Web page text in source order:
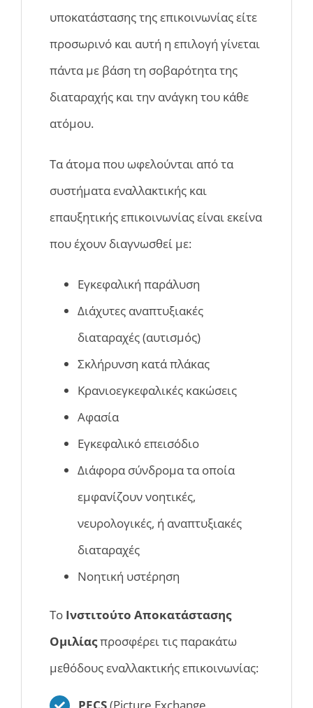
υποκατάστασης της επικοινωνίας είτε
προσωρινό και αυτή η επιλογή γίνεται
πάντα με βάση τη σοβαρότητα της
διαταραχής και την ανάγκη του κάθε
ατόμου.
Τα άτομα που ωφελούνται από τα
συστήματα εναλλακτικής και
επαυξητικής επικοινωνίας είναι εκείνα
που έχουν διαγνωσθεί με:
Εγκεφαλική παράλυση
Διάχυτες αναπτυξιακές
διαταραχές (αυτισμός)
Σκλήρυνση κατά πλάκας
Κρανιοεγκεφαλικές κακώσεις
Αφασία
Εγκεφαλικό επεισόδιο
Διάφορα σύνδρομα τα οποία
εμφανίζουν νοητικές,
νευρολογικές, ή αναπτυξιακές
διαταραχές
Νοητική υστέρηση
Το Ινστιτούτο Αποκατάστασης
Ομιλίαςπροσφέρει τις παρακάτω
μεθόδους εναλλακτικής επικοινωνίας: